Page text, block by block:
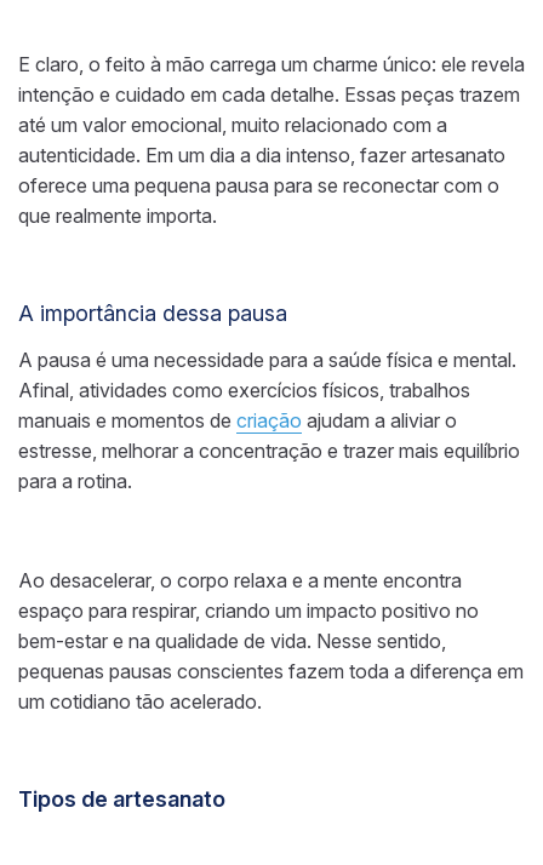
E claro, o feito à mão carrega um charme único: ele revela
intenção e cuidado em cada detalhe. Essas peças trazem
até um valor emocional, muito relacionado com a
autenticidade. Em um dia a dia intenso, fazer artesanato
oferece uma pequena pausa para se reconectar com o
que realmente importa.
A importância dessa pausa
A pausa é uma necessidade para a saúde física e mental.
Afinal, atividades como exercícios físicos, trabalhos
manuais e momentos de criação ajudam a aliviar o
estresse, melhorar a concentração e trazer mais equilíbrio
para a rotina.
Ao desacelerar, o corpo relaxa e a mente encontra
espaço para respirar, criando um impacto positivo no
bem-estar e na qualidade de vida. Nesse sentido,
pequenas pausas conscientes fazem toda a diferença em
um cotidiano tão acelerado.
Tipos de artesanato